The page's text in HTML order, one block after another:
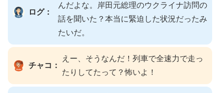
ログ：
んだよな。岸田元総理のウクライナ訪問の
話を聞いた？本当に緊迫した状況だったみ
たいだ。
チャコ：
えー、そうなんだ！列車で全速力で走っ
たりしてたって？怖いよ！